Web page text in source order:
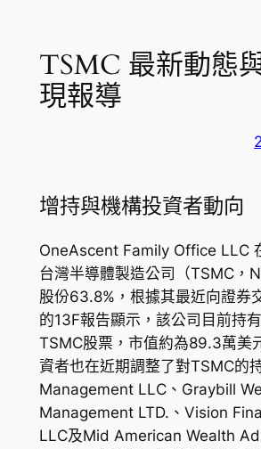
TSMC 最新動態
現報導
增持與機構投資者動向
OneAscent Family Office LLC
台灣半導體製造公司（TSMC，
股份63.8%，根據其最近向證券
的13F報告顯示，該公司目前持
TSMC股票，市值約為89.3萬美
資者也在近期調整了對TSMC的
Management LLC、Graybill
Management LTD.、Vision
LLC及Mid American Wealth